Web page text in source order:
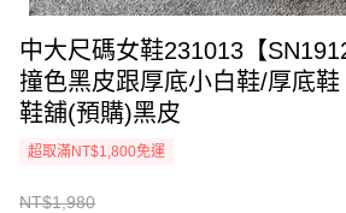
中大尺碼女鞋231013【
撞色黑皮跟厚底小白鞋/厚底
鞋舖(預購)黑皮
超取滿NT$1,800免運
NT$1,980